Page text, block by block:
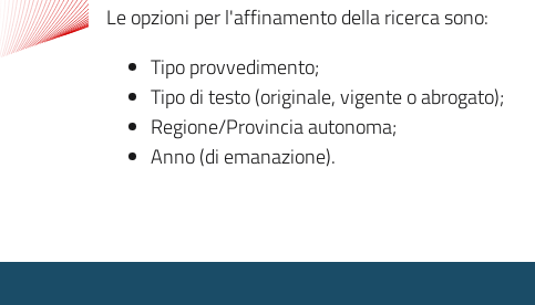
Le opzioni per l'affinamento della ricerca sono:
Tipo provvedimento;
Tipo di testo (originale, vigente o abrogato);
Regione/Provincia autonoma;
Anno (di emanazione).